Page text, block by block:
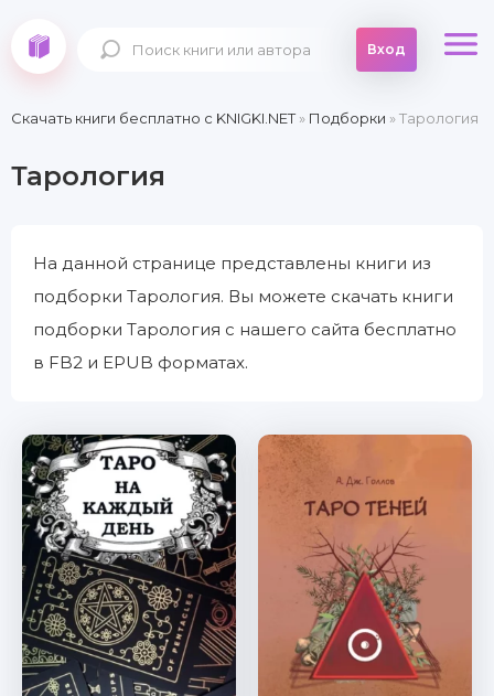
Вход
Скачать книги бесплатно c KNIGKI.NET» Подборки » Тарология
Тарология
На данной странице представлены книги из
подборки Тарология. Вы можете скачать книги
подборки Тарология с нашего сайта бесплатно
в FB2 и EPUB форматах.